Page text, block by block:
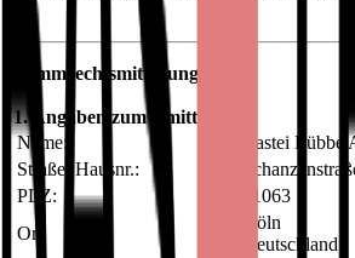
Stimmrechtsmitteilung
1. Angaben zum Emittenten
Name:
Bastei Lübbe
Straße, Hausnr.:
PLZ:
51063
Ort:
Köln
Deutschland